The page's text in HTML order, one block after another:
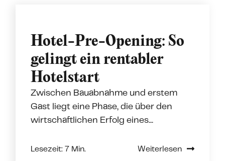
Hotel-Pre-Opening: So
gelingt ein rentabler
Hotelstart
Zwischen Bauabnahme und erstem
Gast liegt eine Phase, die über den
wirtschaftlichen Erfolg eines...
Lesezeit: 7 Min. Weiterlesen